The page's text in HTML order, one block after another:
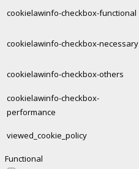
cookielawinfo-checkbox-functional
cookielawinfo-checkbox-necessary
cookielawinfo-checkbox-others
cookielawinfo-checkbox-
performance
viewed_cookie_policy
Functional